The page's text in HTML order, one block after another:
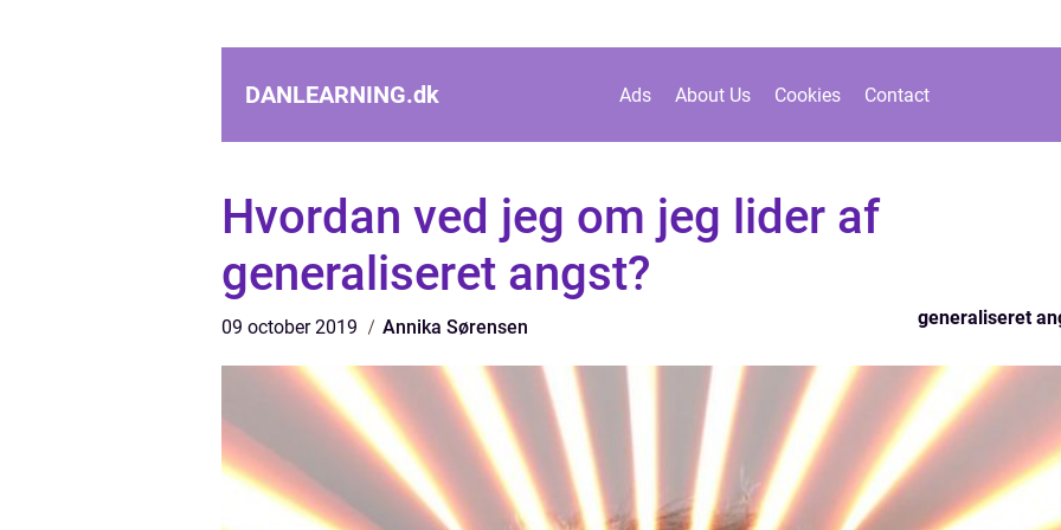
DANLEARNING.dk Ads About Us Cookies Contact
Hvordan ved jeg om jeg lider af
generaliseret angst?
09 october 2019 Annika Sørensen generaliseret